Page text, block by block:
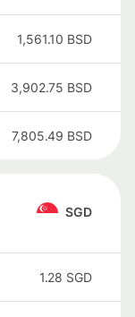
1,561.10 BSD
3,902.75 BSD
7,805.49 BSD
SGD
1.28 SGD